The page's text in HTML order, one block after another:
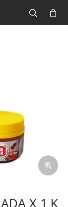
X 1 K